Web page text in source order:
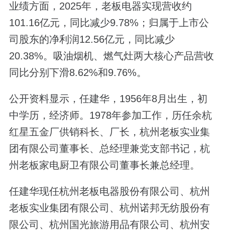
业绩方面，2025年，老板电器实现营收约
101.16亿元，同比减少9.78%；归属于上市公
司股东的净利润12.56亿元，同比减少
20.38%。吸油烟机、燃气灶两大核心产品营收
同比分别下滑8.62%和9.76%。
公开资料显示，任建华，1956年8月出生，初
中学历，经济师。1978年参加工作，历任余杭
红星五金厂供销科长、厂长，杭州老板实业集
团有限公司董事长、总经理兼党支部书记，杭
州老板家电厨卫有限公司董事长兼总经理。
任建华现任杭州老板电器股份有限公司、杭州
老板实业集团有限公司、杭州诺邦无纺股份有
限公司、杭州国光旅游用品有限公司、杭州安